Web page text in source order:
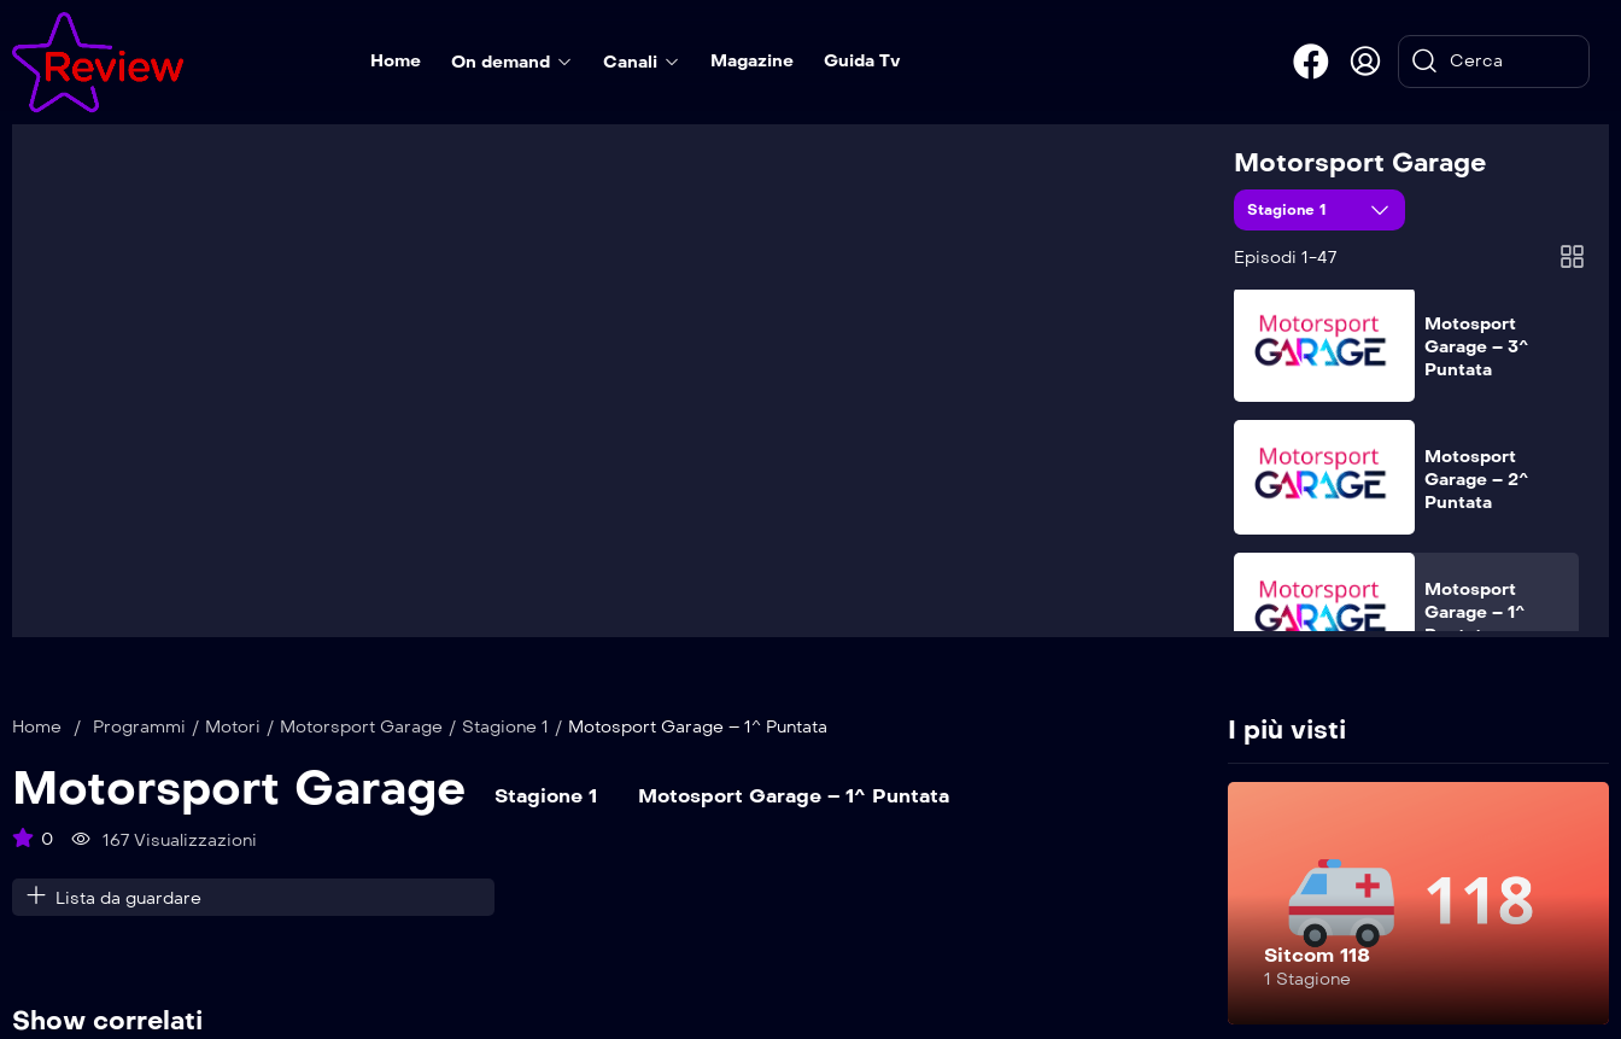
Home On demand Canali Magazine Guida Tv
Motorsport Garage
Stagione 1
Episodi 1-47
Motosport
Motosport
Garage – 3^
Puntata
Motosport
Garage – 2^
Puntata
Motosport
Garage – 1^
Puntata
Home / Programmi / Motori / Motorsport Garage / Stagione 1 / Motosport Garage – 1^ Puntata
Motorsport Garage Stagione 1 Motosport Garage – 1^ Puntata
0 167 Visualizzazioni
Lista da guardare
Show correlati
I più visti
Sitcom 118
1 Stagione